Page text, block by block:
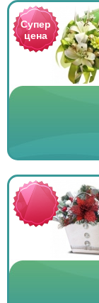
Супер
цена